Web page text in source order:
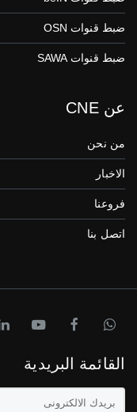
ضبط قنوات OSN
ضبط قنوات SAWA
عن CNE
من نحن
الاخبار
فروعنا
اتصل بنا
القائمة البريدية